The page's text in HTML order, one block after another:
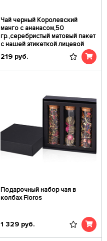
Чай черный Королевский
манго с ананасом,50
гр.,серебристый матовый пакет
с нашей этикеткой лицевой
219 руб.
Подарочный набор чая в
колбах Floros
1 329 руб.